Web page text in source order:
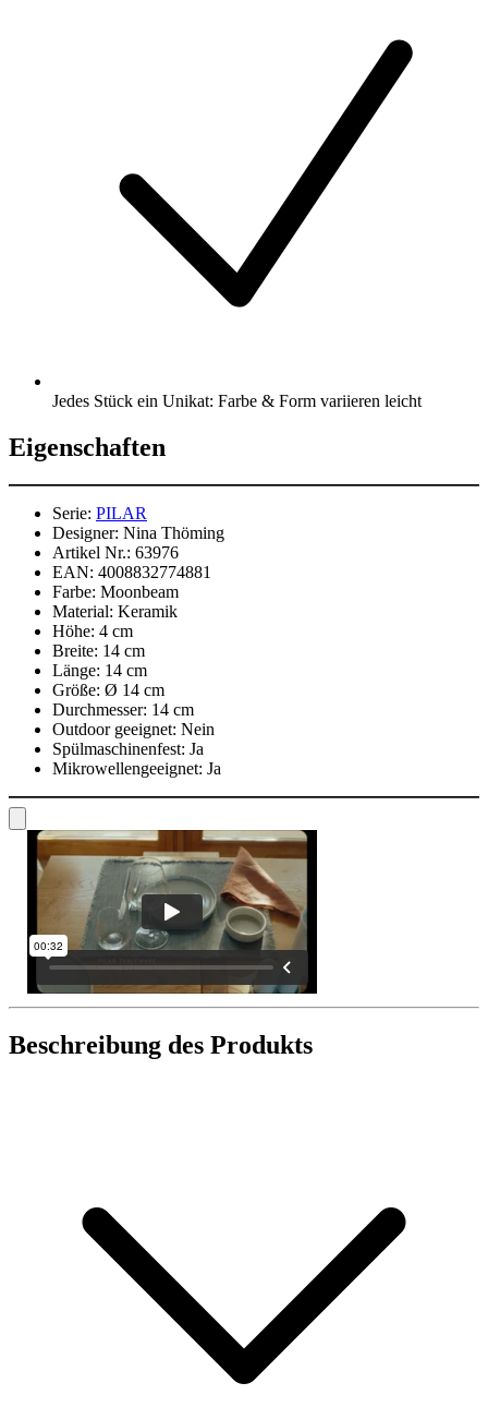
Jedes Stück ein Unikat: Farbe & Form variieren leicht
Eigenschaften
Serie: PILAR
Designer: Nina Thöming
Artikel Nr.: 63976
EAN: 4008832774881
Farbe: Moonbeam
Material: Keramik
Höhe: 4 cm
Breite: 14 cm
Länge: 14 cm
Größe: Ø 14 cm
Durchmesser: 14 cm
Outdoor geeignet: Nein
Spülmaschinenfest: Ja
Mikrowellengeeignet: Ja
Beschreibung des Produkts